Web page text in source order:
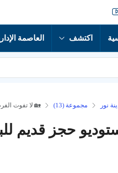
اكتشف العاصمة
نور مجموعة (13) 🏡 لا تفوت
حجز قديم